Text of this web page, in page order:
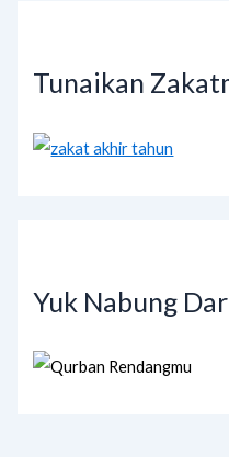
Tunaikan
Yuk Nabung